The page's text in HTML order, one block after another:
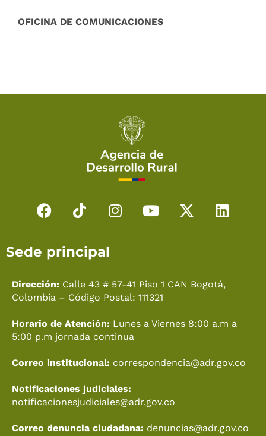
OFICINA DE COMUNICACIONES
F
e
o
o
T
t
k
I
g
r
m
Y
b
e
X
t
r
L
d
Sede principal
Dirección: Calle 43 # 57-41 Piso 1 CAN Bogotá,
Colombia – Código Postal: 111321
Horario de Atención: Lunes a Viernes 8:00 a.m a
5:00 p.m jornada continua
Correo institucional: correspondencia@adr.gov.co
Notificaciones judiciales:
notificacionesjudiciales@adr.gov.co
Correo denuncia ciudadana: denuncias@adr.gov.co